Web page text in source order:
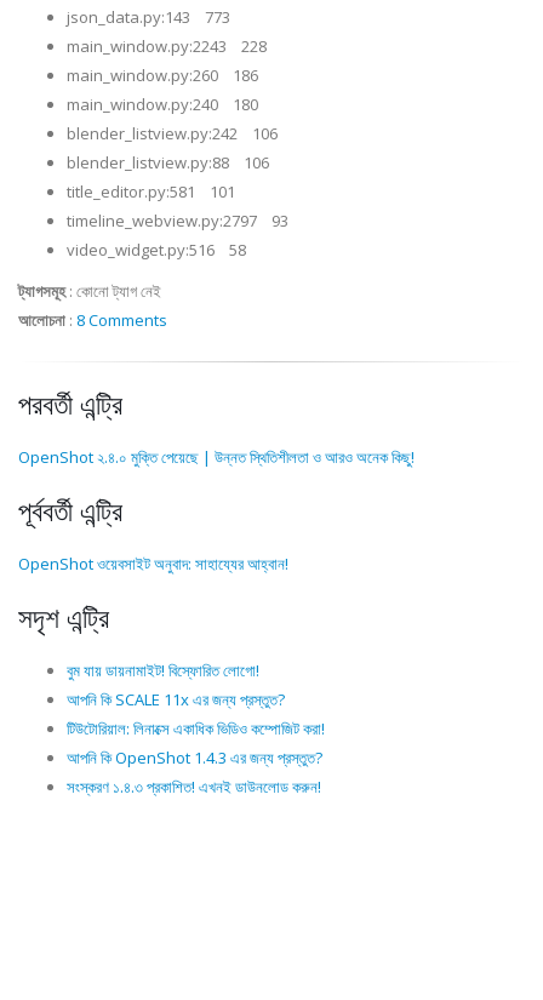
json_data.py:143 773
main_window.py:2243 228
main_window.py:260 186
main_window.py:240 180
blender_listview.py:242 106
blender_listview.py:88 106
title_editor.py:581 101
timeline_webview.py:2797 93
video_widget.py:516 58
ট্যাগসমূহ: কোনো ট্যাগ নেই
আলোচনা : 8 Comments
পরবর্তী এন্ট্রি
OpenShot ২.৪.০ মুক্তি পেয়েছে | উন্নত স্থিতিশীলতা ও আরও অনেক কিছু!
পূর্ববর্তী এন্ট্রি
OpenShot ওয়েবসাইট অনুবাদ: সাহায্যের আহ্বান!
সদৃশ এন্ট্রি
বুম যায় ডায়নামাইট! বিস্ফোরিত লোগো!
আপনি কি SCALE 11x এর জন্য প্রস্তুত?
টিউটোরিয়াল: লিনাক্সে একাধিক ভিডিও কম্পোজিট করা!
আপনি কি OpenShot 1.4.3 এর জন্য প্রস্তুত?
সংস্করণ ১.৪.৩ প্রকাশিত! এখনই ডাউনলোড করুন!